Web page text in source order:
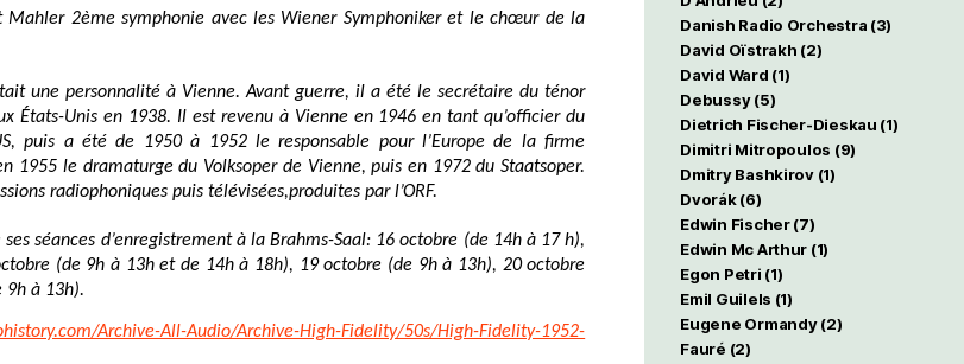
Mahler 2ème symphonie avec les Wiener Symphoniker et le chœur de la
une personnalité à Vienne. Avant guerre, il a été le secrétaire du ténor
États-Unis en 1938. Il est revenu à Vienne en 1946 en tant qu’officier du
puis a été de 1950 à 1952 le responsable pour l’Europe de la firme
1955 le dramaturge du Volksoper de Vienne, puis en 1972 du Staatsoper.
radiophoniques puis télévisées,produites par l’ORF.
séances d’enregistrement à la Brahms-Saal: 16 octobre (de 14h à 17 h),
(de 9h à 13h et de 14h à 18h), 19 octobre (de 9h à 13h), 20 octobre
9h à 13h).
Archive-All-Audio/Archive-High-Fidelity/50s/High-Fidelity-1952-
Danish Radio Orchestra (3)
David Oïstrakh (2)
David Ward (1)
Debussy(5)
Dietrich Fischer-Dieskau (1)
Dimitri Mitropoulos (9)
Dmitry Bashkirov(1)
Dvorák(6)
Edwin Fischer(7)
Edwin Mc Arthur (1)
Egon Petri (1)
Emil Guilels (1)
Eugene Ormandy(2)
Fauré (2)